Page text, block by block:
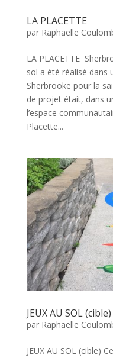
LA PLACETTE
par Raphaelle
LA PLACETTE
sol a été réalisé dans
Sherbrooke pour la
de projet était, dans
l’espace
Placette...
JEUX AU SOL (cible)
par Raphaelle
JEUX AU SOL (cible)